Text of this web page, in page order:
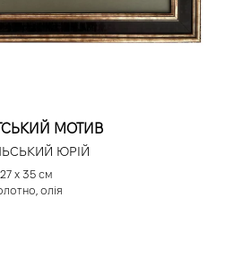
МОТИВ
ЮРІЙ
27 х 35 см
олія